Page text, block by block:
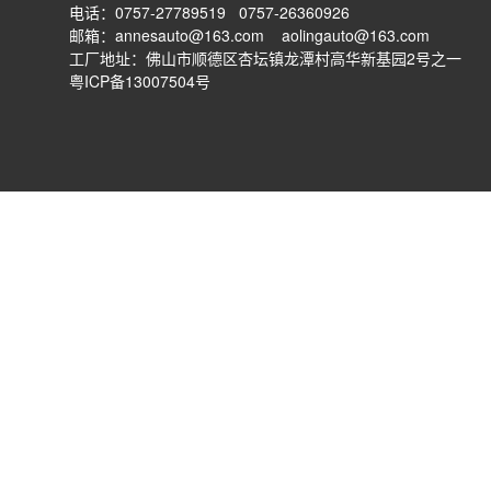
电话：0757-27789519 0757-26360926
邮箱： annesauto@163.com
aolingauto@163.com
工厂地址：佛山市顺德区杏坛镇龙潭村高华新基园2号之一
粤ICP备13007504号